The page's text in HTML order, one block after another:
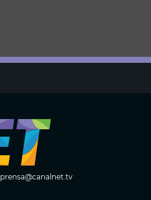
prensa@canalnet.tv